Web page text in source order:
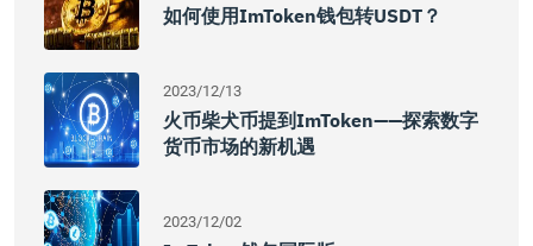
如何使用imToken钱包转USDT？
2023/12/13
火币柴犬币提到imToken——探索数字
货币市场的新机遇
2023/12/02